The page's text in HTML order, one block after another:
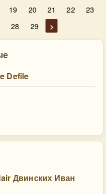
19 20 21 22
23
28 29 >
Defile
Двинских Иван